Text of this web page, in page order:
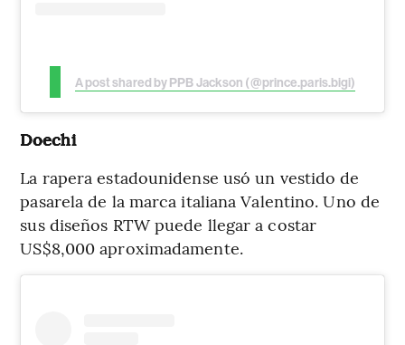
A post shared by PPB Jackson (@prince.paris.bigi)
Doechi
La rapera estadounidense usó un vestido de
pasarela de la marca italiana Valentino. Uno de
sus diseños RTW puede llegar a costar
US$8,000 aproximadamente.